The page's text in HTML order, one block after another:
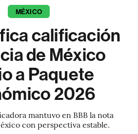
MÉXICO
calificación
de México
a Paquete
2026
mantuvo en BBB la nota
con perspectiva estable.